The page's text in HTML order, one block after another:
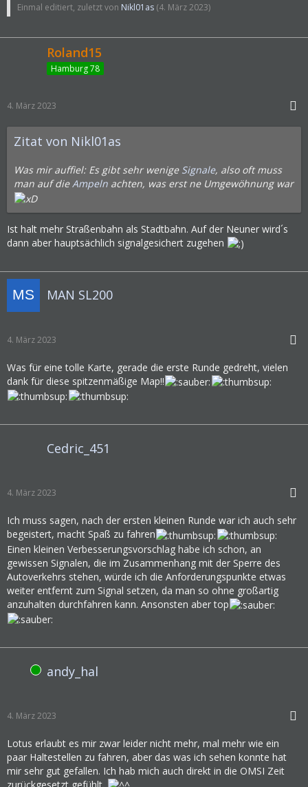
Einmal editiert, zuletzt von Nikl01as (4. März 2023)
Roland15
Hamburg 78
4. März 2023
Zitat von Nikl01as
Was mir auffiel: Es gibt sehr wenige Signale, also oft muss
man auf dieAmpeln achten, was erst ne Umgewöhnung war
Ist halt mehr Straßenbahn als Stadtbahn. Auf der Neuner wird´s
dann aber hauptsächlich signalgesichert zugehen
MAN SL200
4. März 2023
Was für eine tolle Karte, gerade die erste Runde gedreht, vielen
dank für diese spitzenmäßige Map!!
Cedric_451
4. März 2023
Ich muss sagen, nach der ersten kleinen Runde war ich auch sehr
begeistert, macht Spaß zu fahren
Einen kleinen Verbesserungsvorschlag habe ich schon, an
gewissen Signalen, die im Zusammenhang mit der Sperre des
Autoverkehrs stehen, würde ich die Anforderungspunkte etwas
weiter entfernt zum Signal setzen, da man so ohne großartig
anzuhalten durchfahren kann. Ansonsten aber top
Online andy_hal
4. März 2023
Lotus erlaubt es mir zwar leider nicht mehr, mal mehr wie ein
paar Haltestellen zu fahren, aber das was ich sehen konnte hat
mir sehr gut gefallen. Ich hab mich auch direkt in die OMSI Zeit